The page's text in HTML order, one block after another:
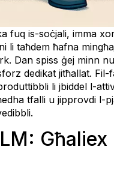
fuq is-soċjali, imma
li taħdem ħafna
Dan spiss ġej minn
dedikat jitħallat.
li jbiddel l-
tfalli u jipprovdi l-